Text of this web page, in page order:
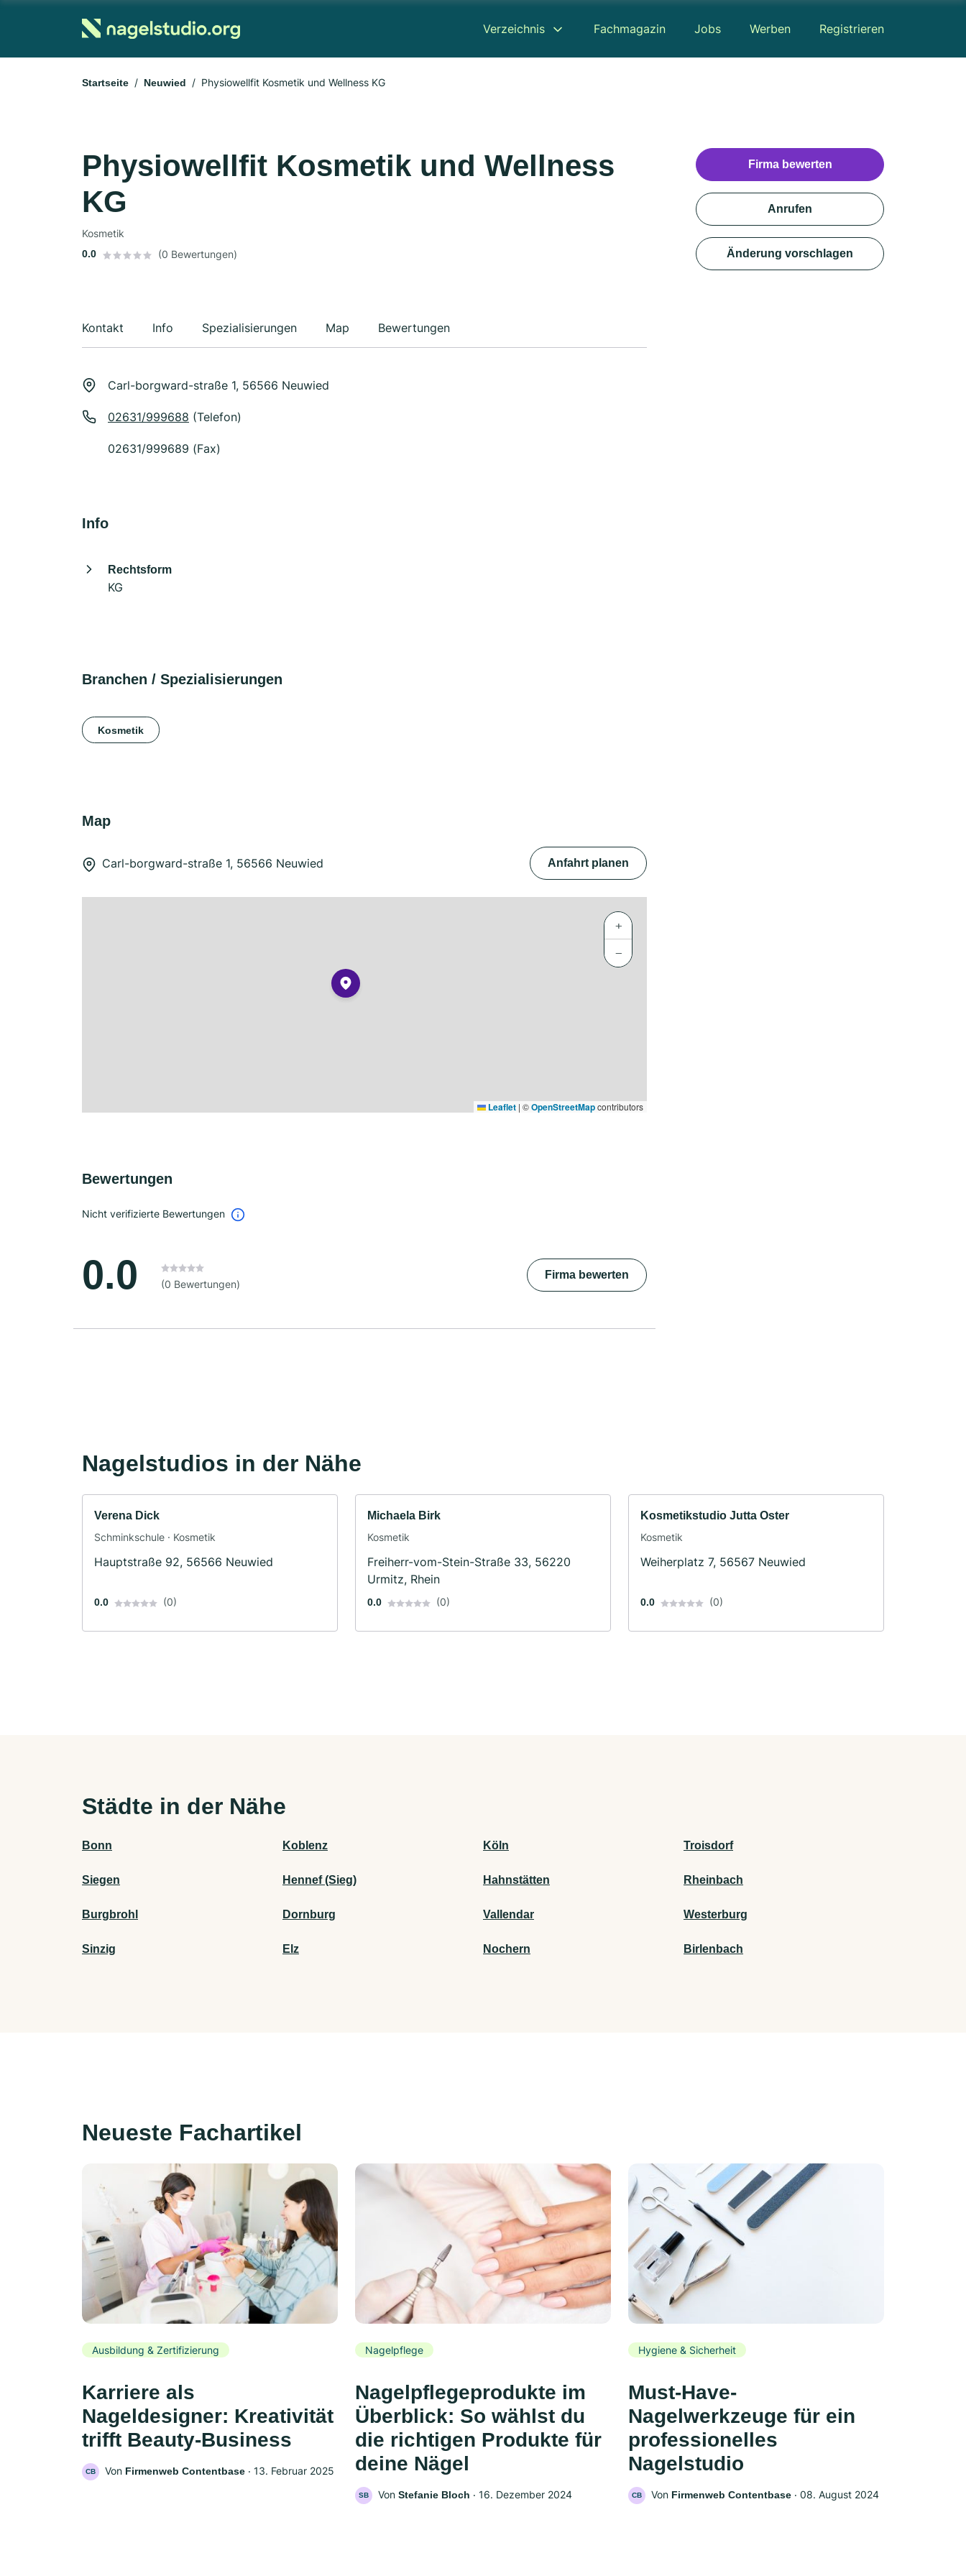
Verzeichnis Fachmagazin Jobs Werben Registrieren
Startseite Neuwied Physiowellfit Kosmetik und Wellness KG
Physiowellfit Kosmetik und Wellness
KG
Kosmetik
0.0 (0 Bewertungen)
Kontakt Info Spezialisierungen Map Bewertungen
Carl-borgward-straße 1, 56566 Neuwied
02631/999688 (Telefon)
02631/999689 (Fax)
Info
Rechtsform
KG
Branchen / Spezialisierungen
Kosmetik
Map
Carl-borgward-straße 1, 56566 Neuwied Anfahrt planen
+
−
Leaflet | ©OpenStreetMapcontributors
Bewertungen
Nicht verifizierte Bewertungen
0.0 (0 Bewertungen)
Firma bewerten
Firma bewerten
Anrufen
Änderung vorschlagen
Nagelstudios in der Nähe
Verena Dick
Schminkschule · Kosmetik
Hauptstraße 92, 56566 Neuwied
0.0 (0)
Michaela Birk
Kosmetik
Freiherr-vom-Stein-Straße 33, 56220
Urmitz, Rhein
0.0 (0)
Kosmetikstudio Jutta Oster
Kosmetik
Weiherplatz 7, 56567 Neuwied
0.0 (0)
Städte in der Nähe
Bonn Koblenz Köln Troisdorf
Siegen Hennef (Sieg) Hahnstätten Rheinbach
Burgbrohl Dornburg Vallendar Westerburg
Sinzig Elz Nochern Birlenbach
Neueste Fachartikel
Ausbildung & Zertifizierung
Karriere als
Nageldesigner: Kreativität
trifft Beauty-Business
CB Von Firmenweb Contentbase ‧ 13. Februar 2025
Nagelpflege
Nagelpflegeprodukte im
Überblick: So wählst du
die richtigen Produkte für
deine Nägel
SB Von Stefanie Bloch ‧ 16. Dezember 2024
Hygiene & Sicherheit
Must-Have-
Nagelwerkzeuge für ein
professionelles
Nagelstudio
CB Von Firmenweb Contentbase ‧ 08. August 2024